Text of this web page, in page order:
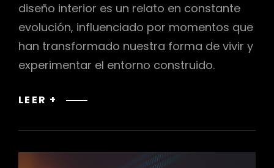
diseño interior es un relato en constante
evolución, influenciado por momentos que
han transformado nuestra forma de vivir y
experimentar el entorno construido.
LEER +
DISEÑO
Y